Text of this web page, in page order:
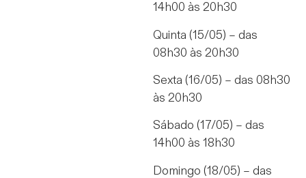
14h00 às 20h30
Quinta (15/05) – das
08h30 às 20h30
Sexta (16/05) – das 08h30
às 20h30
Sábado (17/05) – das
14h00 às 18h30
Domingo (18/05) – das